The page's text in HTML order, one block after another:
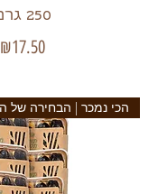
250 גרם
מחיר
₪17.50